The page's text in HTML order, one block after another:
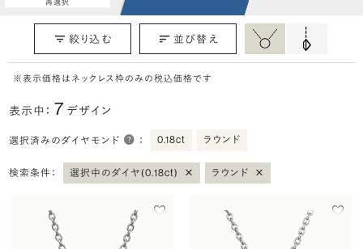
再選択
絞り込む 並び替え
※表示価格はネックレス枠のみの税込価格です
表示中： 7 デザイン
選択済みのダイヤモンド ： 0.18ct ラウンド
検索条件： 選択中のダイヤ(0.18ct) × ラウンド ×